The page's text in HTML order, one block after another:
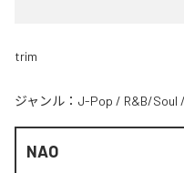
trim
ジャンル： J-Pop / R&B/Soul /
NAO